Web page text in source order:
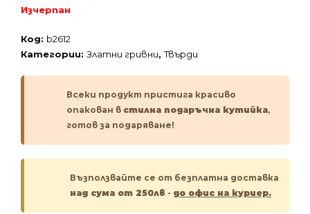
Изчерпан
Код: b2612
Категории: Златни гривни,Твърди
Всеки продукт пристига красиво
опакован в стилна подаръчна кутийка,
готов за подаряване!
Възползвайте се от безплатна доставка
над сума от 250лв - до офис на куриер.